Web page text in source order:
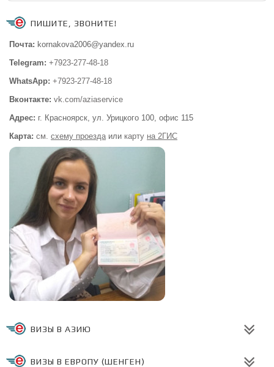
ПИШИТЕ, ЗВОНИТЕ!
Почта: kornakova2006@yandex.ru
Telegram: +7923-277-48-18
WhatsApp: +7923-277-48-18
Вконтакте: vk.com/aziaservice
Адрес: г. Красноярск, ул. Урицкого 100, офис 115
Карта: см. схему проездаили карту на 2ГИС
ВИЗЫ В АЗИЮ
ВИЗЫ В ЕВРОПУ (ШЕНГЕН)